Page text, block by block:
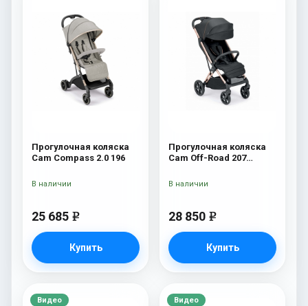
Прогулочная коляска
Cam Compass 2.0 196
25 685 e
Купить
В наличии
Прогулочная коляска
Cam Off-Road 207
28 850 e
Купить
В наличии
Видео Видео